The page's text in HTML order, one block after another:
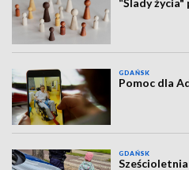
“Ślady
GDAŃSK
Pomoc dla
GDAŃSK